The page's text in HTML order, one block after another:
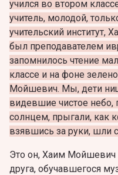
учился во втором
учитель, молодой,
учительский
был преподавателем
запомнилось чтение
классе и на фоне
Мойшевич. Мы, дети
видевшие чистое
солнцем, прыгали, как
взявшись за руки, шли
Это он, Хаим Мойшевич
друга, обучавшегося